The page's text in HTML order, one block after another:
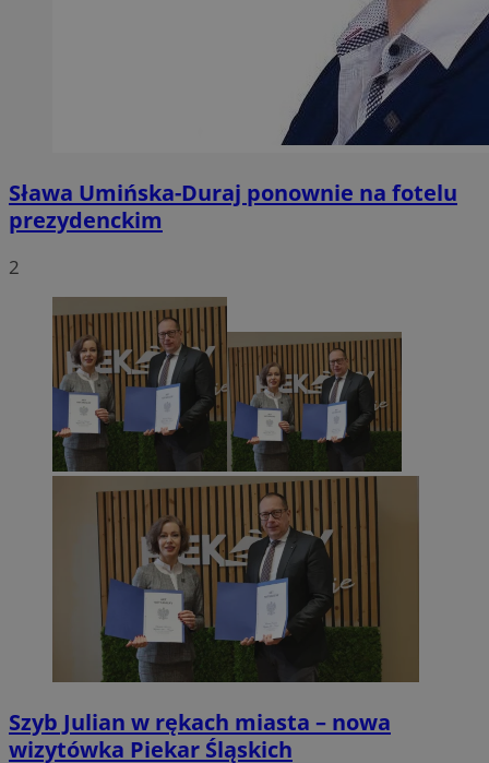
Sława Umińska-Duraj ponownie na fotelu
prezydenckim
2
Szyb Julian w rękach miasta – nowa
wizytówka Piekar Śląskich